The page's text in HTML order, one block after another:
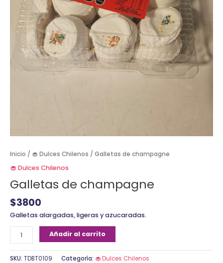
Inicio / 🧁 Dulces Chilenos / Galletas de champagne
🧁 Dulces Chilenos
Galletas de champagne
$3800
Galletas alargadas, ligeras y azucaradas.
Añadir al carrito
SKU: TDBT0109 Categoría: 🧁 Dulces Chilenos